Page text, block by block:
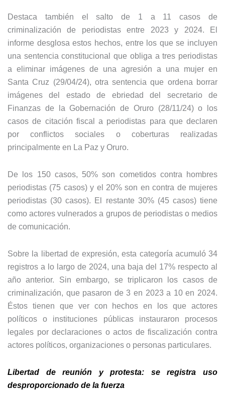
Destaca también el salto de 1 a 11 casos de
criminalización de periodistas entre 2023 y 2024. El
informe desglosa estos hechos, entre los que se incluyen
una sentencia constitucional que obliga a tres periodistas
a eliminar imágenes de una agresión a una mujer en
Santa Cruz (29/04/24), otra sentencia que ordena borrar
imágenes del estado de ebriedad del secretario de
Finanzas de la Gobernación de Oruro (28/11/24) o los
casos de citación fiscal a periodistas para que declaren
por conflictos sociales o coberturas realizadas
principalmente en La Paz y Oruro.
De los 150 casos, 50% son cometidos contra hombres
periodistas (75 casos) y el 20% son en contra de mujeres
periodistas (30 casos). El restante 30% (45 casos) tiene
como actores vulnerados a grupos de periodistas o medios
de comunicación.
Sobre la libertad de expresión, esta categoría acumuló 34
registros a lo largo de 2024, una baja del 17% respecto al
año anterior. Sin embargo, se triplicaron los casos de
criminalización, que pasaron de 3 en 2023 a 10 en 2024.
Éstos tienen que ver con hechos en los que actores
políticos o instituciones públicas instauraron procesos
legales por de­claraciones o actos de fiscalización contra
actores políticos, organizaciones o personas particulares.
Libertad de reunión y protesta: se registra uso
desproporcionado de la fuerza